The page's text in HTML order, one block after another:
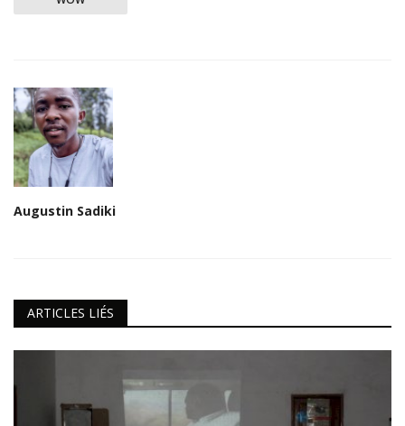
Augustin Sadiki
ARTICLES LIÉS